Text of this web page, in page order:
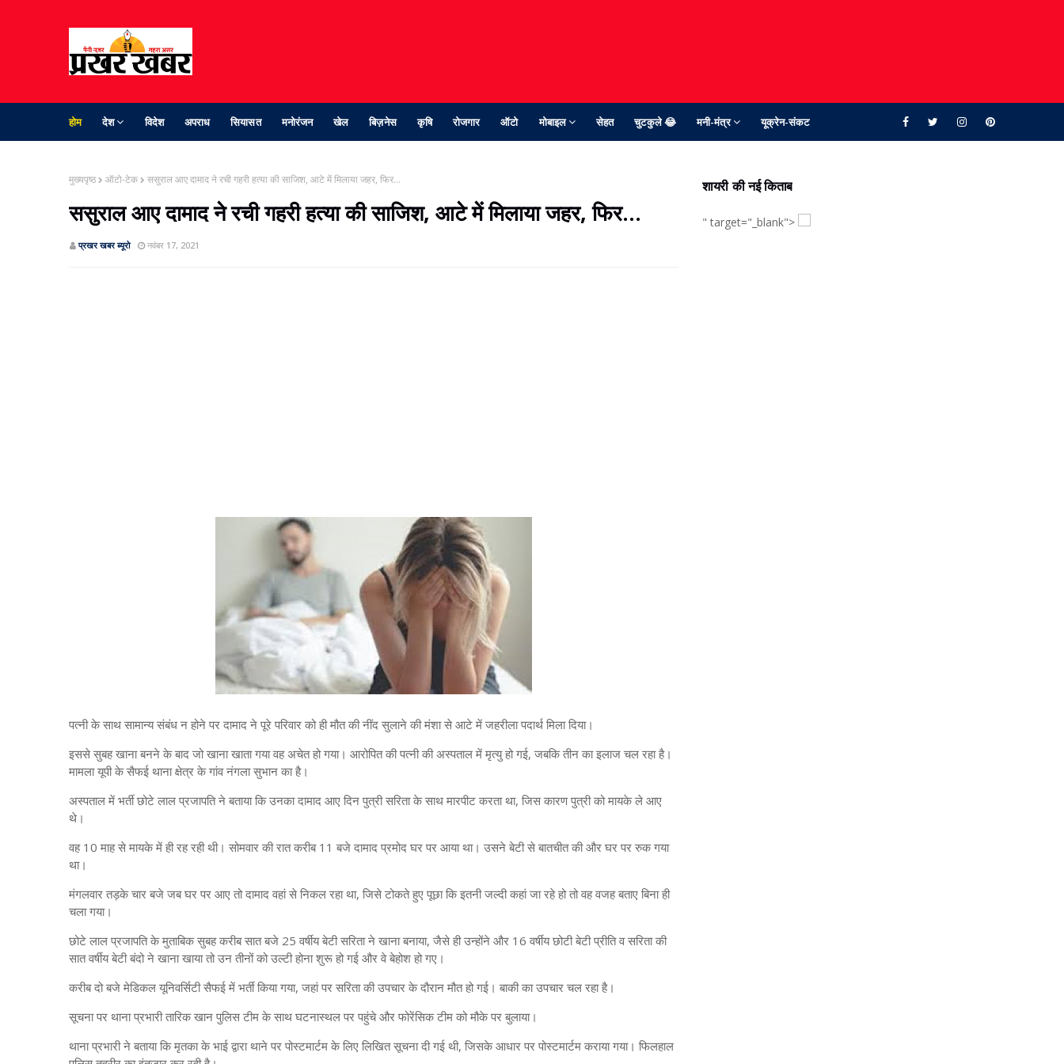
होम देश विदेश अपराध सियासत मनोरंजन खेल बिज़नेस कृषि रोजगार ऑटो मोबाइल सेहत चुटकुले 😂 मनी-मंत्र यूक्रेन-संकट
मुख्यपृष्ठ ऑटो-टेक ससुराल आए दामाद ने रची गहरी हत्या की साजिश, आटे में मिलाया जहर, फिर...
ससुराल आए दामाद ने रची गहरी हत्या की साजिश, आटे में मिलाया जहर, फिर...
प्रखर खबर ब्‍यूरो नवंबर 17, 2021
पत्नी के साथ सामान्य संबंध न होने पर दामाद ने पूरे परिवार को ही मौत की नींद सुलाने की मंशा से आटे में जहरीला पदार्थ मिला दिया।
इससे सुबह खाना बनने के बाद जो खाना खाता गया वह अचेत हो गया। आरोपित की पत्नी की अस्पताल में मृत्यु हो गई, जबकि तीन का इलाज चल रहा है।
मामला यूपी के सैफई थाना क्षेत्र के गांव नंगला सुभान का है।
अस्पताल में भर्ती छोटे लाल प्रजापति ने बताया कि उनका दामाद आए दिन पुत्री सरिता के साथ मारपीट करता था, जिस कारण पुत्री को मायके ले आए
थे।
वह 10 माह से मायके में ही रह रही थी। सोमवार की रात करीब 11 बजे दामाद प्रमोद घर पर आया था। उसने बेटी से बातचीत की और घर पर रुक गया
था।
मंगलवार तड़के चार बजे जब घर पर आए तो दामाद वहां से निकल रहा था, जिसे टोकते हुए पूछा कि इतनी जल्दी कहां जा रहे हो तो वह वजह बताए बिना ही
चला गया।
छोटे लाल प्रजापति के मुताबिक सुबह करीब सात बजे 25 वर्षीय बेटी सरिता ने खाना बनाया, जैसे ही उन्होंने और 16 वर्षीय छोटी बेटी प्रीति व सरिता की
सात वर्षीय बेटी बंदो ने खाना खाया तो उन तीनों को उल्टी होना शुरू हो गई और वे बेहोश हो गए।
करीब दो बजे मेडिकल यूनिवर्सिटी सैफई में भर्ती किया गया, जहां पर सरिता की उपचार के दौरान मौत हो गई। बाकी का उपचार चल रहा है।
सूचना पर थाना प्रभारी तारिक खान पुलिस टीम के साथ घटनास्थल पर पहुंचे और फोरेंसिक टीम को मौके पर बुलाया।
थाना प्रभारी ने बताया कि मृतका के भाई द्वारा थाने पर पोस्टमार्टम के लिए लिखित सूचना दी गई थी, जिसके आधार पर पोस्टमार्टम कराया गया। फिलहाल
शायरी की नई किताब
" target="_blank">